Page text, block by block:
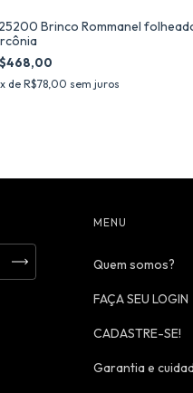
Brinco Rommanel
x de R$78,00 sem juros
MENU
Quem somos?
FAÇA SEU LOGIN
CADASTRE-SE!
Garantia e